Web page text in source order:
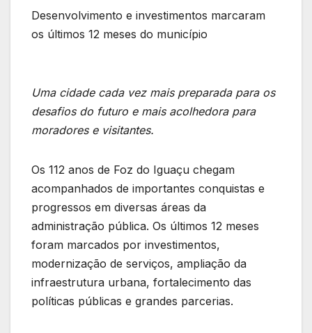
Desenvolvimento e investimentos marcaram
os últimos 12 meses do município
Uma cidade cada vez mais preparada para os
desafios do futuro e mais acolhedora para
moradores e visitantes.
Os 112 anos de Foz do Iguaçu chegam
acompanhados de importantes conquistas e
progressos em diversas áreas da
administração pública. Os últimos 12 meses
foram marcados por investimentos,
modernização de serviços, ampliação da
infraestrutura urbana, fortalecimento das
políticas públicas e grandes parcerias.